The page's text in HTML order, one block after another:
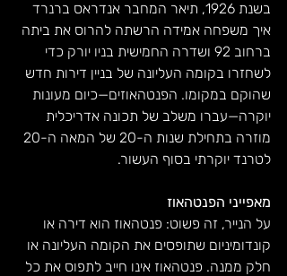
בשנת 1926, תיאר המחבר אנדראס ברנרד
איך משפחה אמידה הרשתה להרוס את ביתה
ברחוב 92 ושדרה החמישית בניו יורק כדי
לשחזרו בקומה העליונה של בניין דירות חדש
שהוקם במקומו. הפנטהאוזים—כיום מעונות
יוקרה—עברו משלב של תכונה אדריכלית
לטרנד יוקרתי בסוף העשור.
מאפייני הפנטהאוז
על הנייר, זה פשוט: פנטהאוז הוא דירה או
קונדומיניום שתופסים את הקומה העליונה או
חלק ממנה. פנטהאוז אינו חייב לתפוס את כל